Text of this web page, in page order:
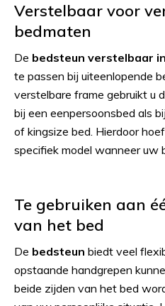
Verstelbaar voor
bedmaten
De bedsteun verstelbaar
te passen bij uiteenlopende
verstelbare frame gebruikt u
bij een eenpersoonsbed als
of kingsize bed. Hierdoor
specifiek model wanneer uw
Te gebruiken aan
van het bed
De bedsteun biedt veel
opstaande handgrepen
beide zijden van het bed